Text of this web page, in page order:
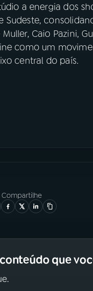
a energia dos
Caio Pazini,
como um
central do país.
Compartilhe
que